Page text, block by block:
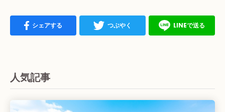
シェアする つぶやく LINEで送る
人気記事